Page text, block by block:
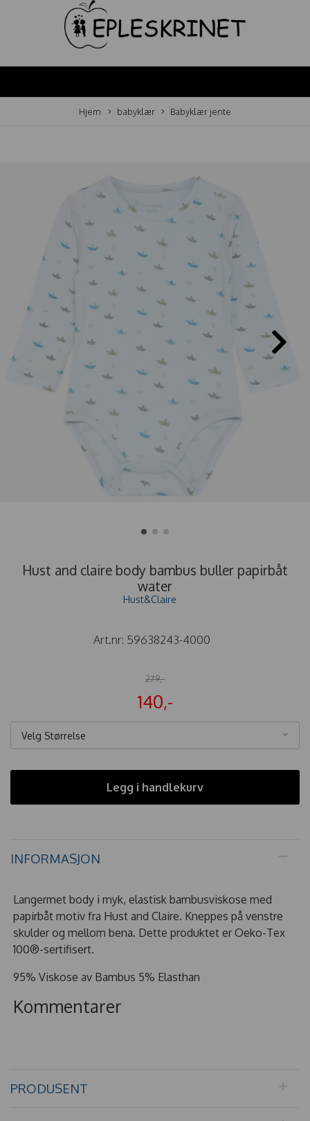
Hjem babyklær Babyklær jente
Hust and claire body bambus buller papirbåt
water
Hust&Claire
Art.nr: 59638243-4000
279,-
140,-
Velg Størrelse
Legg i handlekurv
INFORMASJON
Langermet body i myk, elastisk bambusviskose med
papirbåt motiv fra Hust and Claire. Kneppes på venstre
skulder og mellom bena. Dette produktet er Oeko-Tex
100®-sertifisert.
95% Viskose av Bambus 5% Elasthan
Kommentarer
PRODUSENT